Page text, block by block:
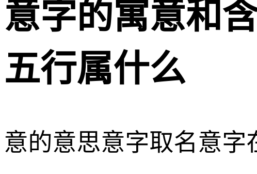
意字的寓意和
五行属什么
意的意思意字取名意字